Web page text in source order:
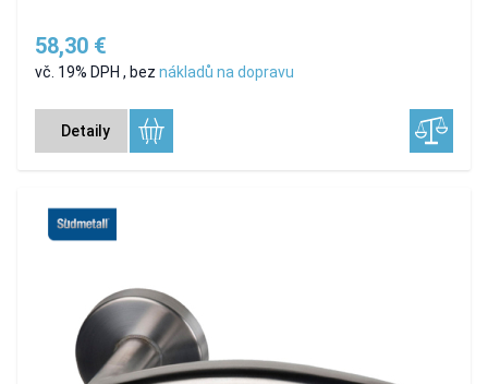
58,30 €
vč. 19% DPH , bez nákladů na dopravu
Detaily